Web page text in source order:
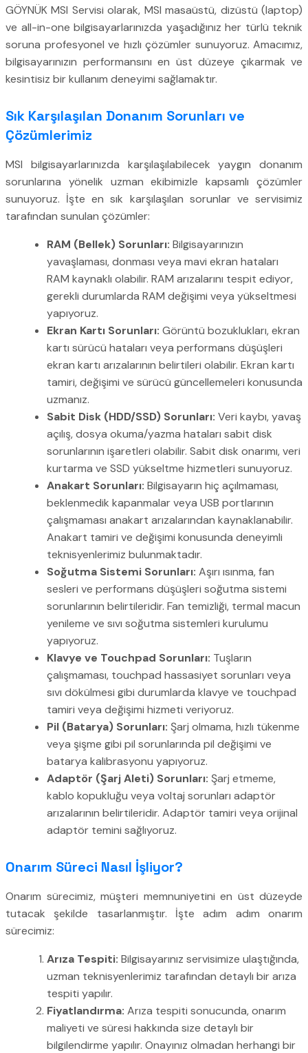
GÖYNÜK MSI Servisi olarak, MSI masaüstü, dizüstü (laptop)
ve all-in-one bilgisayarlarınızda yaşadığınız her türlü teknik
soruna profesyonel ve hızlı çözümler sunuyoruz. Amacımız,
bilgisayarınızın performansını en üst düzeye çıkarmak ve
kesintisiz bir kullanım deneyimi sağlamaktır.
Sık Karşılaşılan Donanım Sorunları ve
Çözümlerimiz
MSI bilgisayarlarınızda karşılaşılabilecek yaygın donanım
sorunlarına yönelik uzman ekibimizle kapsamlı çözümler
sunuyoruz. İşte en sık karşılaşılan sorunlar ve servisimiz
tarafından sunulan çözümler:
RAM (Bellek) Sorunları: Bilgisayarınızın
yavaşlaması, donması veya mavi ekran hataları
RAM kaynaklı olabilir. RAM arızalarını tespit ediyor,
gerekli durumlarda RAM değişimi veya yükseltmesi
yapıyoruz.
Ekran Kartı Sorunları: Görüntü bozuklukları, ekran
kartı sürücü hataları veya performans düşüşleri
ekran kartı arızalarının belirtileri olabilir. Ekran kartı
tamiri, değişimi ve sürücü güncellemeleri konusunda
uzmanız.
Sabit Disk (HDD/SSD) Sorunları: Veri kaybı, yavaş
açılış, dosya okuma/yazma hataları sabit disk
sorunlarının işaretleri olabilir. Sabit disk onarımı, veri
kurtarma ve SSD yükseltme hizmetleri sunuyoruz.
Anakart Sorunları: Bilgisayarın hiç açılmaması,
beklenmedik kapanmalar veya USB portlarının
çalışmaması anakart arızalarından kaynaklanabilir.
Anakart tamiri ve değişimi konusunda deneyimli
teknisyenlerimiz bulunmaktadır.
Soğutma Sistemi Sorunları: Aşırı ısınma, fan
sesleri ve performans düşüşleri soğutma sistemi
sorunlarının belirtileridir. Fan temizliği, termal macun
yenileme ve sıvı soğutma sistemleri kurulumu
yapıyoruz.
Klavye ve Touchpad Sorunları: Tuşların
çalışmaması, touchpad hassasiyet sorunları veya
sıvı dökülmesi gibi durumlarda klavye ve touchpad
tamiri veya değişimi hizmeti veriyoruz.
Pil (Batarya) Sorunları: Şarj olmama, hızlı tükenme
veya şişme gibi pil sorunlarında pil değişimi ve
batarya kalibrasyonu yapıyoruz.
Adaptör (Şarj Aleti) Sorunları: Şarj etmeme,
kablo kopukluğu veya voltaj sorunları adaptör
arızalarının belirtileridir. Adaptör tamiri veya orijinal
adaptör temini sağlıyoruz.
Onarım Süreci Nasıl İşliyor?
Onarım sürecimiz, müşteri memnuniyetini en üst düzeyde
tutacak şekilde tasarlanmıştır. İşte adım adım onarım
sürecimiz:
Arıza Tespiti: Bilgisayarınız servisimize ulaştığında,
uzman teknisyenlerimiz tarafından detaylı bir arıza
tespiti yapılır.
Fiyatlandırma: Arıza tespiti sonucunda, onarım
maliyeti ve süresi hakkında size detaylı bir
bilgilendirme yapılır. Onayınız olmadan herhangi bir